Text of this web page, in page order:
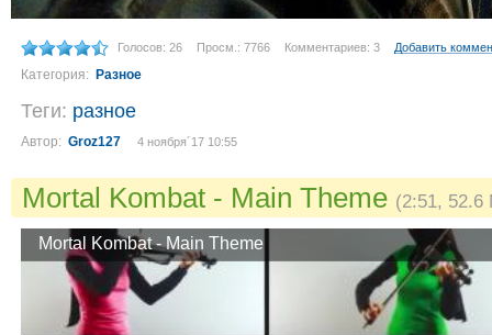
Голосов: 26 Просм.: 7766 Комментариев: 3 Добавить
Категория: Разное
Теги: разное
Автор: Groz127 4 ноября´17 10:55
Mortal Kombat - Main Theme (2:51,
Mortal Kombat - Main Theme